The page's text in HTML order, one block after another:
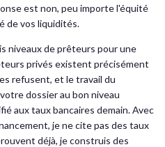
est non, peu importe l'équité
de vos liquidités.
niveaux de prêteurs pour une
privés existent précisément
refusent, et le travail du
dossier au bon niveau
aux taux bancaires demain. Avec
je ne cite pas des taux
déjà, je construis des